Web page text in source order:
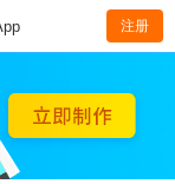
注册